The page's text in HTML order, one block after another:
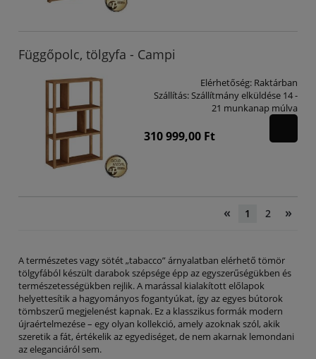
Függőpolc, tölgyfa - Campi
Elérhetőség: Raktárban
Szállítás:Szállítmány elküldése 14 -
21 munkanap múlva
310 999,00 Ft
« 1 2 »
A természetes vagy sötét „tabacco” árnyalatban elérhető tömör
tölgyfából készült darabok szépsége épp az egyszerűségükben és
természetességükben rejlik. A marással kialakított előlapok
helyettesítik a hagyományos fogantyúkat, így az egyes bútorok
tömbszerű megjelenést kapnak. Ez a klasszikus formák modern
újraértelmezése – egy olyan kollekció, amely azoknak szól, akik
szeretik a fát, értékelik az egyediséget, de nem akarnak lemondani
az eleganciáról sem.